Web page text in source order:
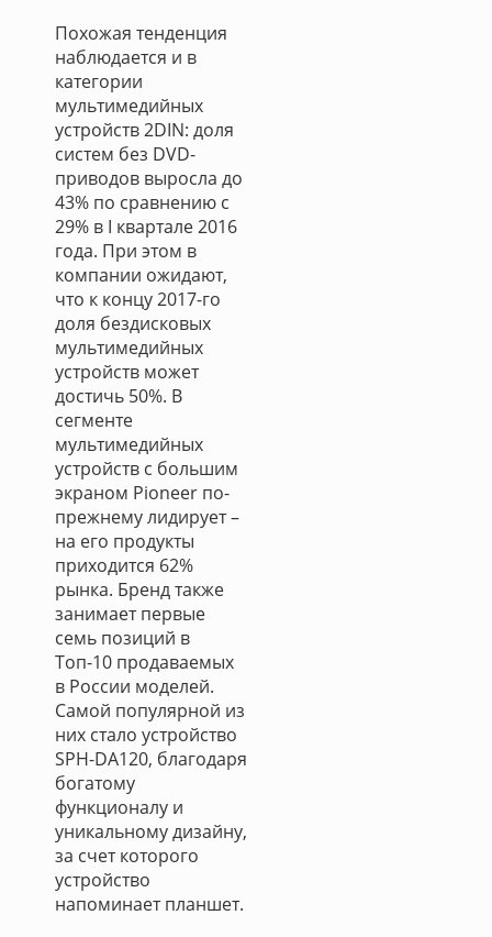
Похожая тенденция
наблюдается и в
категории
мультимедийных
устройств 2DIN: доля
систем без DVD-
приводов выросла до
43% по сравнению с
29% в I квартале 2016
года. При этом в
компании ожидают,
что к концу 2017-го
доля бездисковых
мультимедийных
устройств может
достичь 50%. В
сегменте
мультимедийных
устройств с большим
экраном Pioneer по-
прежнему лидирует –
на его продукты
приходится 62%
рынка. Бренд также
занимает первые
семь позиций в
Топ-10 продаваемых
в России моделей.
Самой популярной из
них стало устройство
SPH-DA120, благодаря
богатому
функционалу и
уникальному дизайну,
за счет которого
устройство
напоминает планшет.